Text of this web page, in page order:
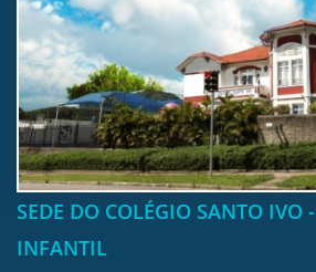
SEDE DO COLÉGIO SANTO IVO
INFANTIL